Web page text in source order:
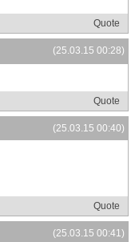
Quote
(25.03.15 00:28)
Quote
(25.03.15 00:40)
Quote
(25.03.15 00:41)